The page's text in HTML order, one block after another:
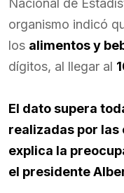
Nacional de
organismo indicó
los alimentos y
dígitos, al llegar al
El dato supera
realizadas por
explica la
el presidente